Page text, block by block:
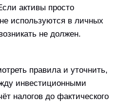
активы просто
используются в личных
не должен.
правила и уточнить,
инвестиционными
налогов до фактического